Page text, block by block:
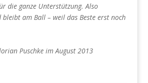
die ganze Unterstützung. Also
bleibt am Ball – weil das Beste erst noch
Puschke im August 2013